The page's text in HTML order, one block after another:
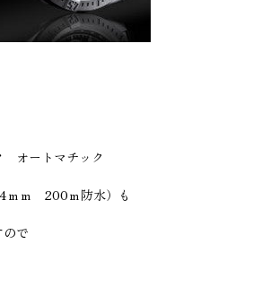
オートマチック
ｍｍ 200ｍ防水）も
で